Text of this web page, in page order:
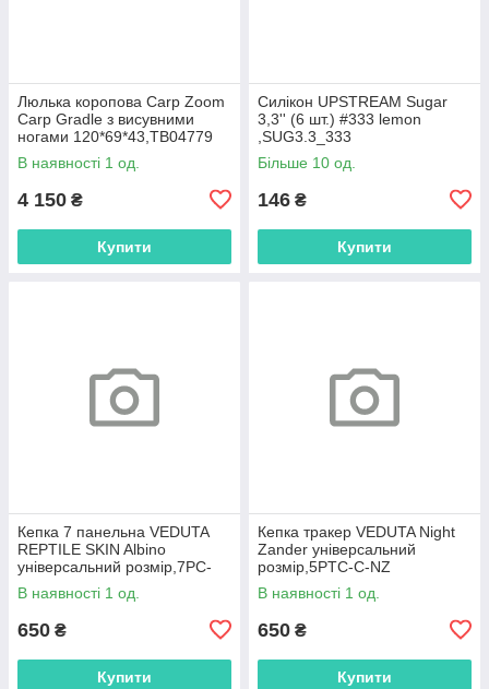
Люлька коропова Carp Zoom
Carp Gradle з висувними
ногами 120*69*43,ТВ04779
В наявності 1 од.
4 150 ₴
Купити
Силікон UPSTREAM Sugar
3,3'' (6 шт.) #333 lemon
,SUG3.3_333
Більше 10 од.
146 ₴
Купити
Кепка 7 панельна VEDUTA
REPTILE SKIN Albino
універсальний розмір,7PC-
UV-RSA
В наявності 1 од.
650 ₴
Купити
Кепка тракер VEDUTA Night
Zander універсальний
розмір,5PTC-C-NZ
В наявності 1 од.
650 ₴
Купити